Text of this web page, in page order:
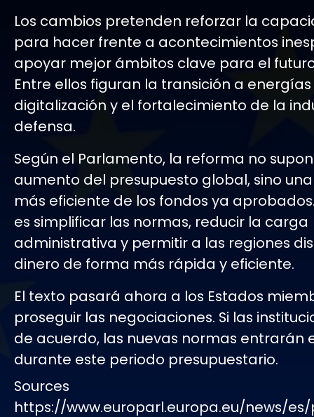
Los cambios pretenden reforzar la
para hacer frente a acontecimientos
apoyar mejor ámbitos clave para el
Entre ellos figuran la transición a
digitalización y el fortalecimiento de la
defensa.
Según el Parlamento, la reforma no
aumento del presupuesto global, sino
más eficiente de los fondos ya
es simplificar las normas, reducir la carga
administrativa y permitir a las regiones
dinero de forma más rápida y eficiente.
El texto pasará ahora a los Estados
proseguir las negociaciones. Si las
de acuerdo, las nuevas normas entrarán
durante este periodo presupuestario.
Sources
https://www.europarl.europa.eu/news/